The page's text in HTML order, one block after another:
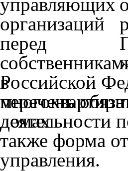
Российской
перечень
деятельности
также форма
управления.